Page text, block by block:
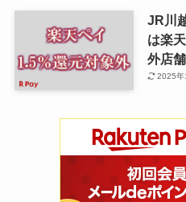
JR川
は楽
外店舗
2025年